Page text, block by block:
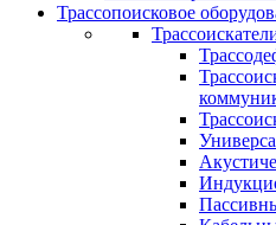
Трассопоисковое